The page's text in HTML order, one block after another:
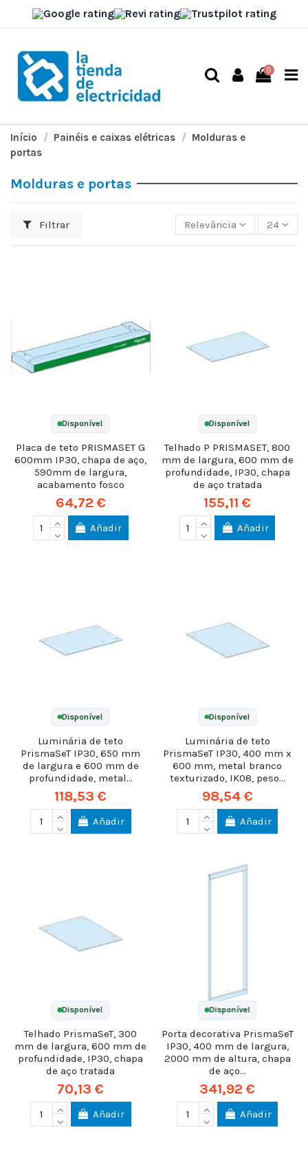
0
Início Painéis e caixas elétricas
Molduras e
portas
Molduras e portas
Filtrar Relevância 24
Disponível
Placa de teto PRISMASET G
600mm IP30, chapa de aço,
590mm de largura,
acabamento fosco
64,72 €
Añadir
Disponível
Telhado P PRISMASET, 800
mm de largura, 600 mm de
profundidade, IP30, chapa
de aço tratada
155,11 €
Añadir
Disponível
Luminária de teto
PrismaSeT IP30, 650 mm
de largura e 600 mm de
profundidade, metal...
118,53 €
Añadir
Disponível
Luminária de teto
PrismaSeT IP30, 400 mm x
600 mm, metal branco
texturizado, IK08, peso...
98,54 €
Añadir
Disponível
Telhado PrismaSeT, 300
mm de largura, 600 mm de
profundidade, IP30, chapa
de aço tratada
70,13 €
Añadir
Disponível
Porta decorativa PrismaSeT
IP30, 400 mm de largura,
2000 mm de altura, chapa
de aço...
341,92 €
Añadir